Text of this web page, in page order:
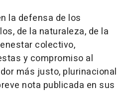
la defensa de los
de la naturaleza, de la
colectivo,
y compromiso al
más justo, plurinacional
nota publicada en sus